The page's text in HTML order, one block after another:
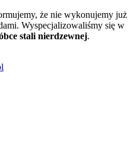
że nie wykonujemy już
Wyspecjalizowaliśmy się w
stali nierdzewnej.